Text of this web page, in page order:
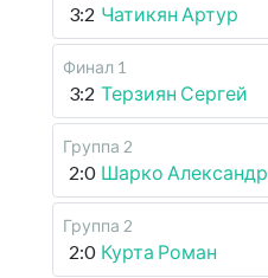
3:2 Чатикян Артур
Финал 1
3:2 Терзиян Сергей
Группа 2
2:0 Шарко Александр
Группа 2
2:0 Курта Роман